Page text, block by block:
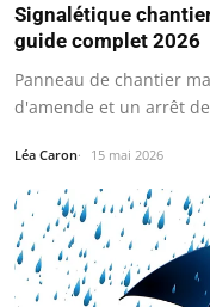
Signalétique
guide complet 2026
Panneau de chantier
d'amende et un arrêt
Léa Caron 15 mai 2026